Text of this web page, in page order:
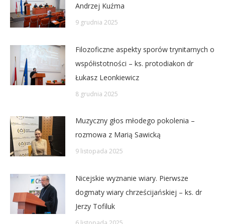
Andrzej Kuźma
9 grudnia 2025
Filozoficzne aspekty sporów trynitarnych o
współistotności – ks. protodiakon dr
Łukasz Leonkiewicz
8 grudnia 2025
Muzyczny głos młodego pokolenia –
rozmowa z Marią Sawicką
9 listopada 2025
Nicejskie wyznanie wiary. Pierwsze
dogmaty wiary chrześcijańskiej – ks. dr
Jerzy Tofiluk